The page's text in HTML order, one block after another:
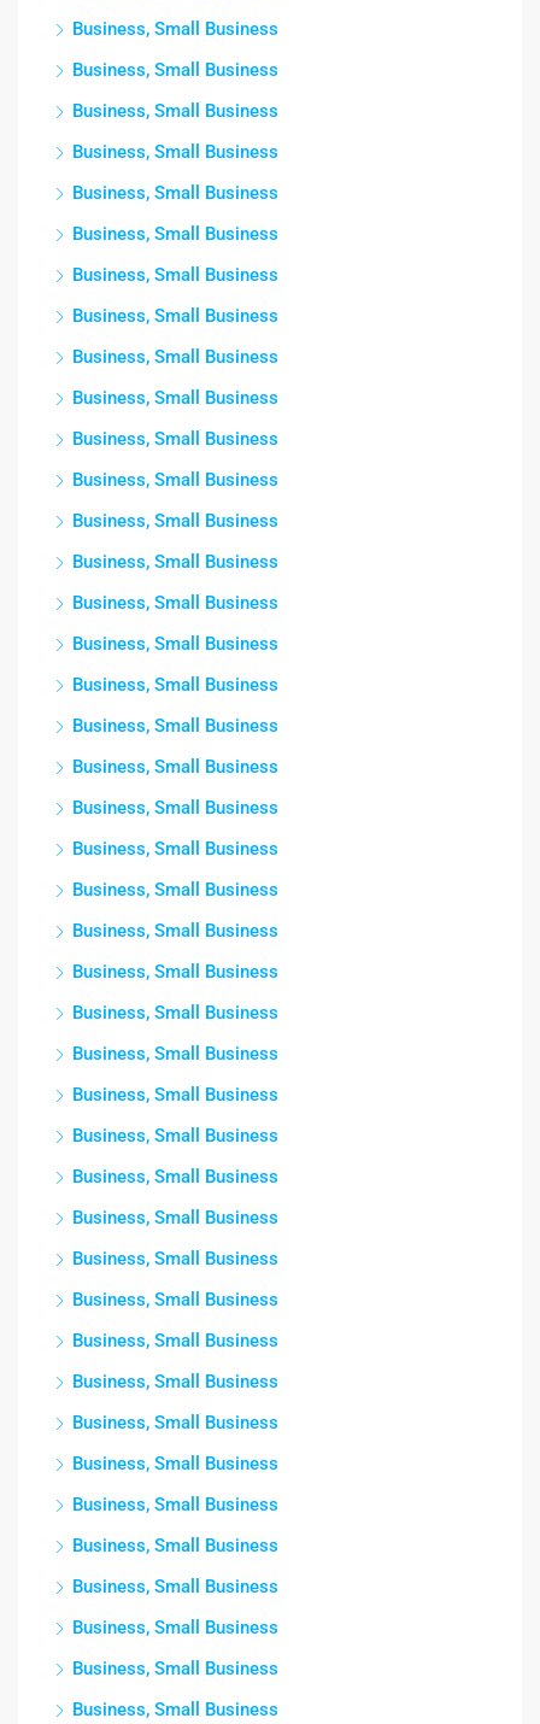
Business, Small Business
Business, Small Business
Business, Small Business
Business, Small Business
Business, Small Business
Business, Small Business
Business, Small Business
Business, Small Business
Business, Small Business
Business, Small Business
Business, Small Business
Business, Small Business
Business, Small Business
Business, Small Business
Business, Small Business
Business, Small Business
Business, Small Business
Business, Small Business
Business, Small Business
Business, Small Business
Business, Small Business
Business, Small Business
Business, Small Business
Business, Small Business
Business, Small Business
Business, Small Business
Business, Small Business
Business, Small Business
Business, Small Business
Business, Small Business
Business, Small Business
Business, Small Business
Business, Small Business
Business, Small Business
Business, Small Business
Business, Small Business
Business, Small Business
Business, Small Business
Business, Small Business
Business, Small Business
Business, Small Business
Business, Small Business